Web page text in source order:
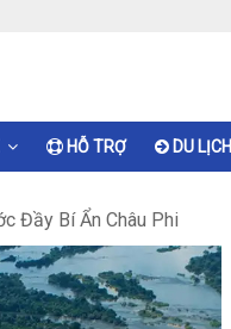
HỖ TRỢ DU LỊCH
Đầy Bí Ẩn Châu Phi